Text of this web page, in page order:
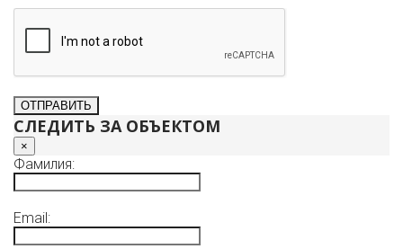
СЛЕДИТЬ ЗА ОБЪЕКТОМ
×
Фамилия:
Email: